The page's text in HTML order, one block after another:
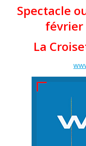
Spectacle
février
La